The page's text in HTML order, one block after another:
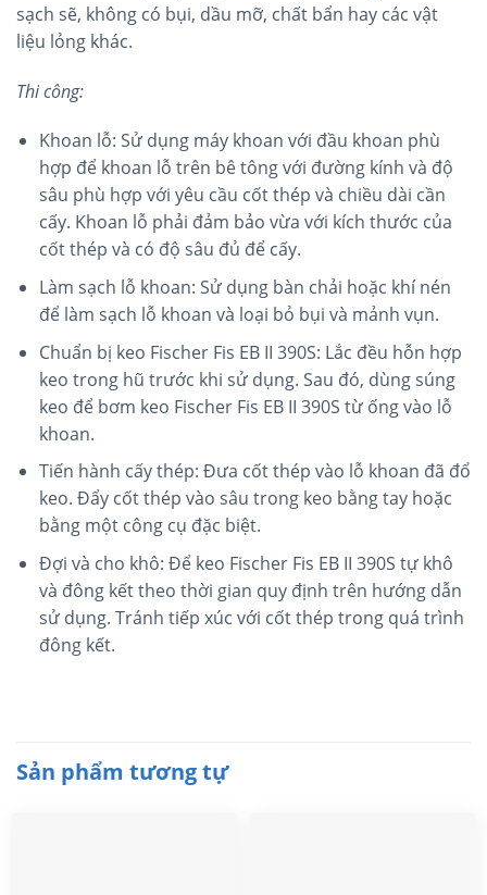
sạch sẽ, không có bụi, dầu mỡ, chất bẩn hay các vật
liệu lỏng khác.
Thi công:
Khoan lỗ: Sử dụng máy khoan với đầu khoan phù
hợp để khoan lỗ trên bê tông với đường kính và độ
sâu phù hợp với yêu cầu cốt thép và chiều dài cần
cấy. Khoan lỗ phải đảm bảo vừa với kích thước của
cốt thép và có độ sâu đủ để cấy.
Làm sạch lỗ khoan: Sử dụng bàn chải hoặc khí nén
để làm sạch lỗ khoan và loại bỏ bụi và mảnh vụn.
Chuẩn bị keo Fischer Fis EB II 390S: Lắc đều hỗn hợp
keo trong hũ trước khi sử dụng. Sau đó, dùng súng
keo để bơm keo Fischer Fis EB II 390S từ ống vào lỗ
khoan.
Tiến hành cấy thép: Đưa cốt thép vào lỗ khoan đã đổ
keo. Đẩy cốt thép vào sâu trong keo bằng tay hoặc
bằng một công cụ đặc biệt.
Đợi và cho khô: Để keo Fischer Fis EB II 390S tự khô
và đông kết theo thời gian quy định trên hướng dẫn
sử dụng. Tránh tiếp xúc với cốt thép trong quá trình
đông kết.
Sản phẩm tương tự